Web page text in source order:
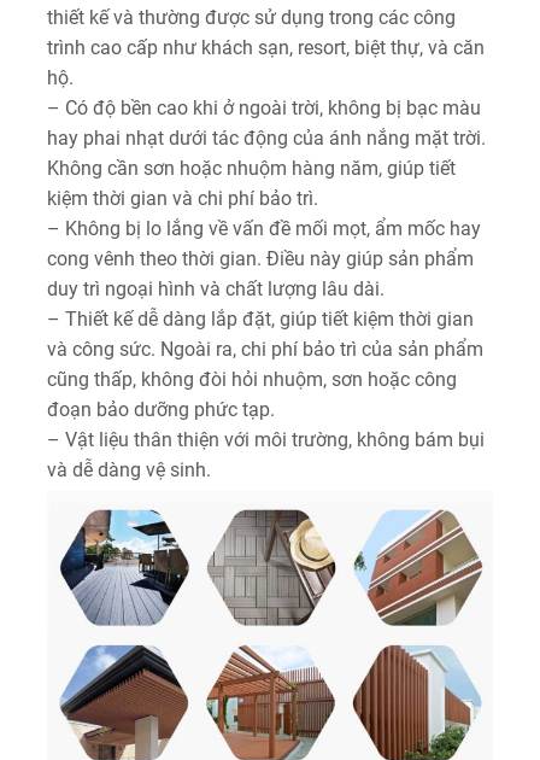
thiết kế và thường được sử dụng trong các công
trình cao cấp như khách sạn, resort, biệt thự, và căn
hộ.
– Có độ bền cao khi ở ngoài trời, không bị bạc màu
hay phai nhạt dưới tác động của ánh nắng mặt trời.
Không cần sơn hoặc nhuộm hàng năm, giúp tiết
kiệm thời gian và chi phí bảo trì.
– Không bị lo lắng về vấn đề mối mọt, ẩm mốc hay
cong vênh theo thời gian. Điều này giúp sản phẩm
duy trì ngoại hình và chất lượng lâu dài.
– Thiết kế dễ dàng lắp đặt, giúp tiết kiệm thời gian
và công sức. Ngoài ra, chi phí bảo trì của sản phẩm
cũng thấp, không đòi hỏi nhuộm, sơn hoặc công
đoạn bảo dưỡng phức tạp.
– Vật liệu thân thiện với môi trường, không bám bụi
và dễ dàng vệ sinh.